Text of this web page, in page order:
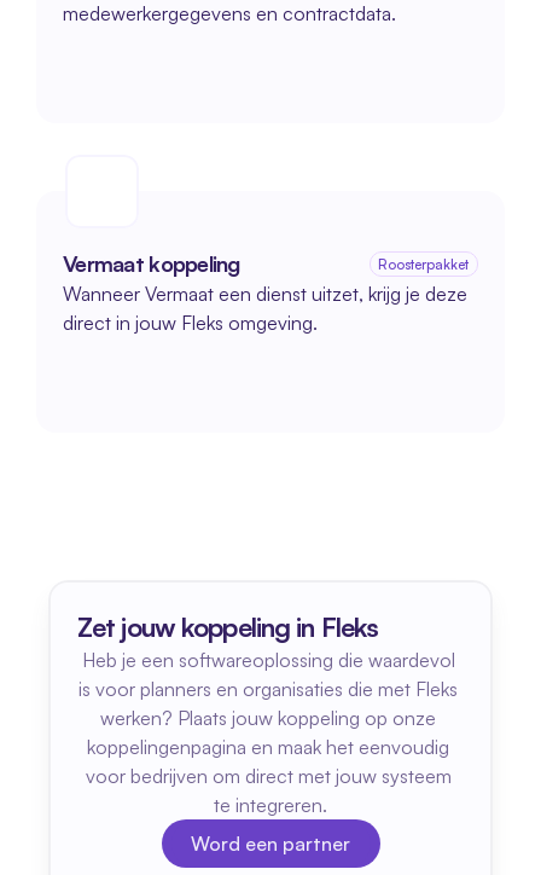
medewerkergegevens en contractdata.
Vermaat koppeling Roosterpakket
Wanneer Vermaat een dienst uitzet, krijg je deze
direct in jouw Fleks omgeving.
Zet jouw koppeling in Fleks
Heb je een softwareoplossing die waardevol
is voor planners en organisaties die met Fleks
werken? Plaats jouw koppeling op onze
koppelingenpagina en maak het eenvoudig
voor bedrijven om direct met jouw systeem
te integreren.
Word een partner
Word een partner